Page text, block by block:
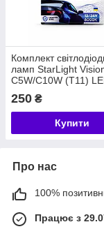
Комплект
ламп StarLight
C5W/C10W (T11)
6000 K 31 mm 12/24V
250 ₴
Купити
Про нас
100%
Працює з